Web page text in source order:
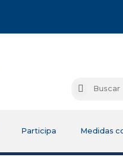
Buscar
Participa Medidas